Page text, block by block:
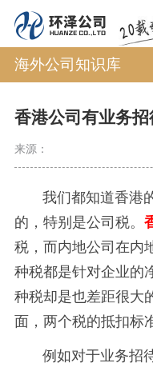
海外公司知识库
香港公司有业务
来源：
我们都知道香港
的，特别是公司税。
税，而内地公司在内
种税都是针对企业的
种税却是也差距很大
面，两个税的抵扣标
例如对于业务招